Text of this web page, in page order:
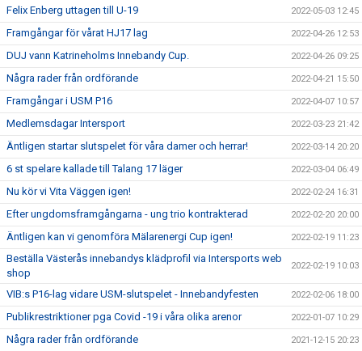
Felix Enberg uttagen till U-19 2022-05-03 12:45
Framgångar för vårat HJ17 lag 2022-04-26 12:53
DUJ vann Katrineholms Innebandy Cup. 2022-04-26 09:25
Några rader från ordförande 2022-04-21 15:50
Framgångar i USM P16 2022-04-07 10:57
Medlemsdagar Intersport 2022-03-23 21:42
Äntligen startar slutspelet för våra damer och herrar! 2022-03-14 20:20
6 st spelare kallade till Talang 17 läger 2022-03-04 06:49
Nu kör vi Vita Väggen igen! 2022-02-24 16:31
Efter ungdomsframgångarna - ung trio kontrakterad 2022-02-20 20:00
Äntligen kan vi genomföra Mälarenergi Cup igen! 2022-02-19 11:23
Beställa Västerås innebandys klädprofil via Intersports web
shop
2022-02-19 10:03
VIB:s P16-lag vidare USM-slutspelet - Innebandyfesten 2022-02-06 18:00
Publikrestriktioner pga Covid -19 i våra olika arenor 2022-01-07 10:29
Några rader från ordförande 2021-12-15 20:23